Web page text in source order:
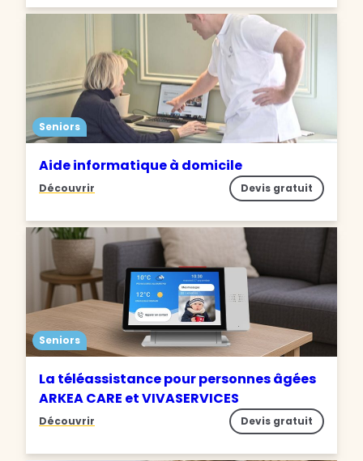
Seniors
Aide informatique à domicile
Découvrir Devis gratuit
Seniors
La téléassistance pour personnes âgées
ARKEA CARE et VIVASERVICES
Découvrir Devis gratuit